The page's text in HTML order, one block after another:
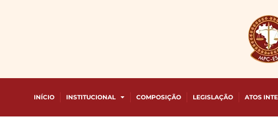
INÍCIO INSTITUCIONAL COMPOSIÇÃO LEGISLAÇÃO ATOS